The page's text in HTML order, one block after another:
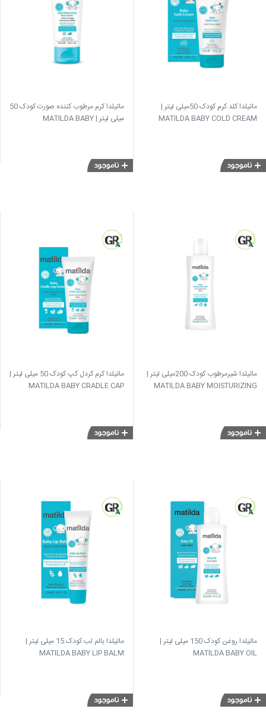
ماتیلدا کلد کرم کودک 50میلی لیتر |
MATILDA BABY COLD CREAM
ماتیلدا کرم مرطوب کننده صورت کودک 50
میلی لیتر | MATILDA BABY
ماتیلدا شیرمرطوب کودک 200میلی لیتر |
MATILDA BABY MOISTURIZING
ماتیلدا کرم کردل کپ کودک 50 میلی لیتر |
MATILDA BABY CRADLE CAP
ماتیلدا روغن کودک 150 میلی لیتر |
MATILDA BABY OIL
ماتیلدا بالم لب کودک 15 میلی لیتر |
MATILDA BABY LIP BALM